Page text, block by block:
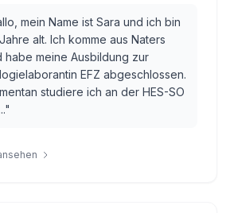
mein Name ist Sara und ich bin
alt. Ich komme aus Naters
habe meine Ausbildung zur
EFZ abgeschlossen.
studiere ich an der HES-SO
"